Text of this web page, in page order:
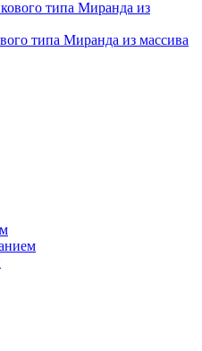
типа Миранда из массива